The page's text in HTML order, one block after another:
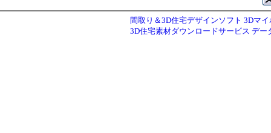
間取り＆3D住宅デザインソフト 3Dマ
3D住宅素材ダウンロードサービス デー